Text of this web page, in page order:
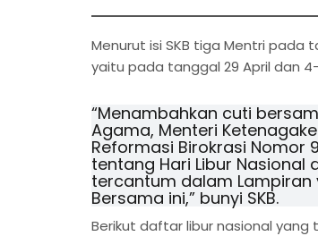
Menurut isi SKB tiga Mentri
yaitu pada tanggal 29 April dan 4-
“Menambahkan cuti
Agama, Menteri
Reformasi Birokrasi Nomor
tentang Hari Libur
tercantum dalam
Bersama ini,” bunyi SKB.
Berikut daftar libur nasional yang